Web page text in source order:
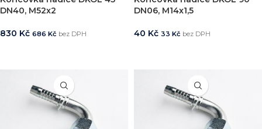
DN40, M52x2
830 Kč 686 Kč bez DPH
DN06, M14x1,5
40 Kč 33 Kč bez DPH